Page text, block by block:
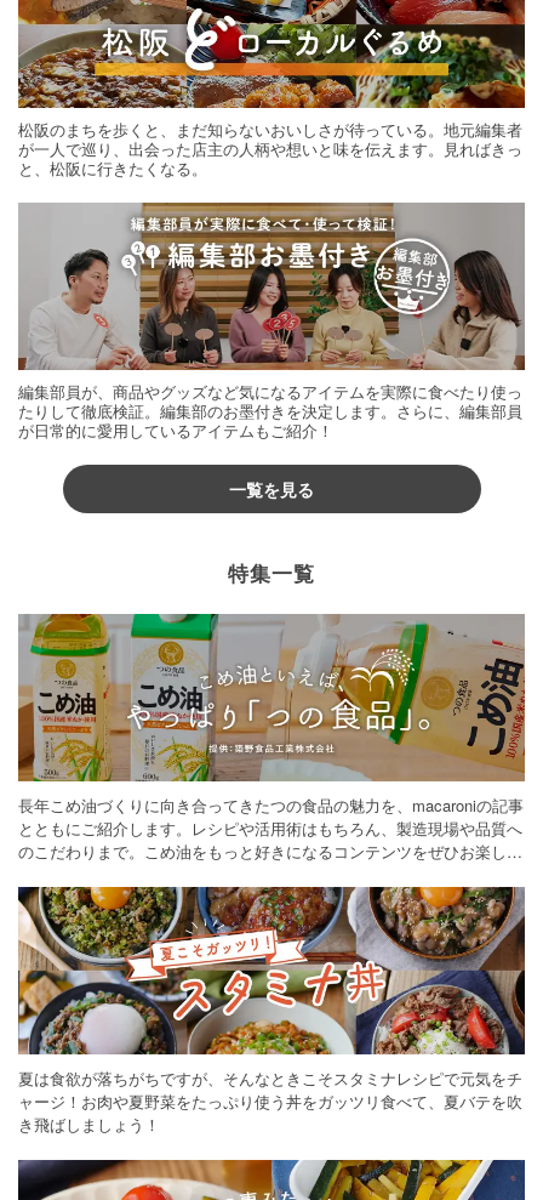
松阪のまちを歩くと、まだ知らないおいしさが待っている。地元編集者
が一人で巡り、出会った店主の人柄や想いと味を伝えます。見ればきっ
と、松阪に行きたくなる。
編集部員が、商品やグッズなど気になるアイテムを実際に食べたり使っ
たりして徹底検証。編集部のお墨付きを決定します。さらに、編集部員
が日常的に愛用しているアイテムもご紹介！
一覧を見る
特集一覧
長年こめ油づくりに向き合ってきたつの食品の魅力を、macaroniの記事
とともにご紹介します。レシピや活用術はもちろん、製造現場や品質へ
のこだわりまで。こめ油をもっと好きになるコンテンツをぜひお楽しみ
夏は食欲が落ちがちですが、そんなときこそスタミナレシピで元気をチ
ャージ！お肉や夏野菜をたっぷり使う丼をガッツリ食べて、夏バテを吹
き飛ばしましょう！